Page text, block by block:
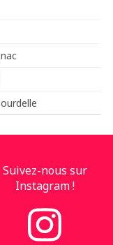
Suivez-nous sur
Instagram !